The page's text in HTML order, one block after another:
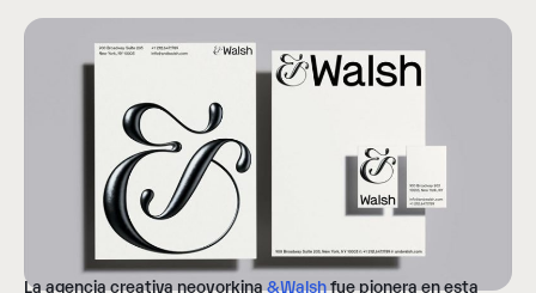
La agencia creativa neoyorkina &Walshfue pionera en esta